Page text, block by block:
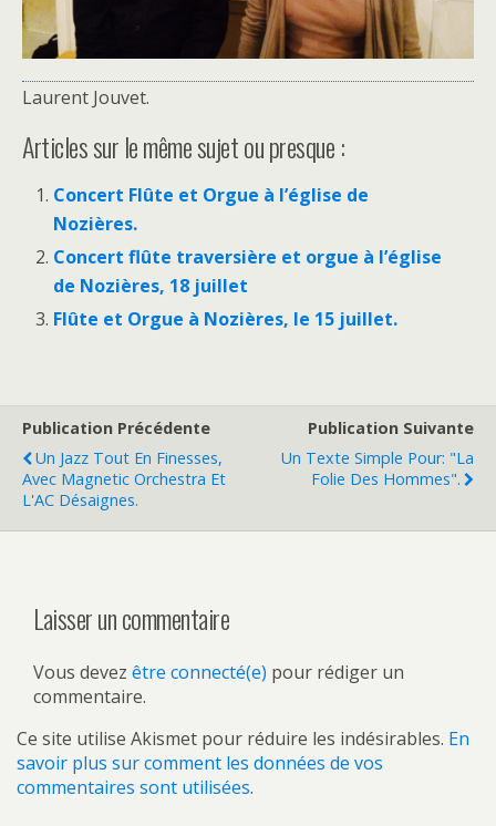
Laurent Jouvet.
Articles sur le même sujet ou presque :
Concert Flûte et Orgue à l’église de
Nozières.
Concert flûte traversière et orgue à l’église
de Nozières, 18 juillet
Flûte et Orgue à Nozières, le 15 juillet.
Publication Précédente
Un Jazz Tout En Finesses,
Avec Magnetic Orchestra Et
L'AC Désaignes.
Publication Suivante
Un Texte Simple Pour: "La
Folie Des Hommes".
Laisser un commentaire
Vous devez être connecté(e) pour rédiger un
commentaire.
Ce site utilise Akismet pour réduire les indésirables. En
savoir plus sur comment les données de vos
commentaires sont utilisées.